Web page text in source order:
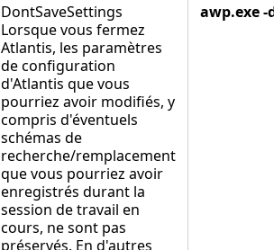
DontSaveSettings
Lorsque vous fermez
Atlantis, les paramètres
de configuration
d'Atlantis que vous
pourriez avoir modifiés, y
compris d'éventuels
schémas de
recherche/remplacement
que vous pourriez avoir
enregistrés durant la
session de travail en
cours, ne sont pas
préservés. En d'autres
awp.exe -